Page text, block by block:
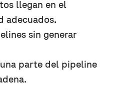
llegan en el
adecuados.
sin generar
parte del pipeline